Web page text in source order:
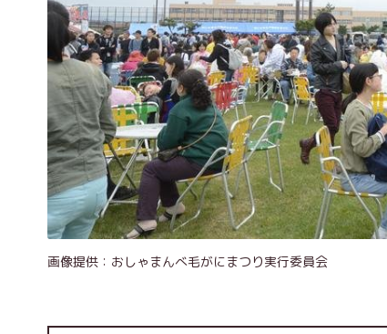
画像提供：おしゃまんべ毛がにまつり実行委員会